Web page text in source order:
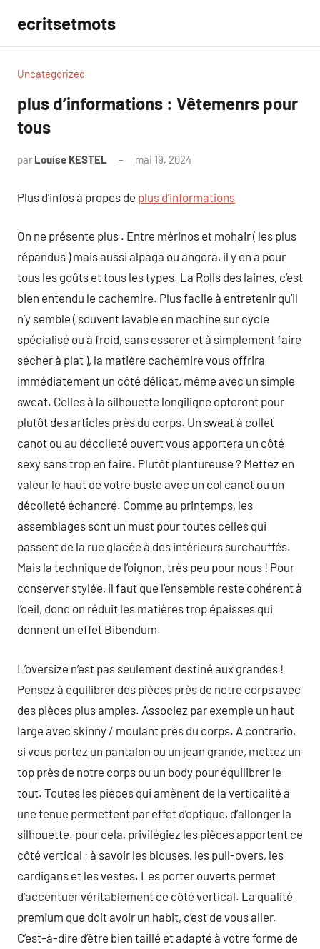
contenu
ecritsetmots
Uncategorized
plus d’informations : Vêtemenrs pour
tous
par Louise KESTEL mai 19, 2024
Plus d’infos à propos de plus d’informations
On ne présente plus . Entre mérinos et mohair ( les plus
répandus ) mais aussi alpaga ou angora, il y en a pour
tous les goûts et tous les types. La Rolls des laines, c’est
bien entendu le cachemire. Plus facile à entretenir qu’il
n’y semble ( souvent lavable en machine sur cycle
spécialisé ou à froid, sans essorer et à simplement faire
sécher à plat ), la matière cachemire vous offrira
immédiatement un côté délicat, même avec un simple
sweat. Celles à la silhouette longiligne opteront pour
plutôt des articles près du corps. Un sweat à collet
canot ou au décolleté ouvert vous apportera un côté
sexy sans trop en faire. Plutôt plantureuse ? Mettez en
valeur le haut de votre buste avec un col canot ou un
décolleté échancré. Comme au printemps, les
assemblages sont un must pour toutes celles qui
passent de la rue glacée à des intérieurs surchauffés.
Mais la technique de l’oignon, très peu pour nous ! Pour
conserver stylée, il faut que l’ensemble reste cohérent à
l’oeil, donc on réduit les matières trop épaisses qui
donnent un effet Bibendum.
L’oversize n’est pas seulement destiné aux grandes !
Pensez à équilibrer des pièces près de notre corps avec
des pièces plus amples. Associez par exemple un haut
large avec skinny / moulant près du corps. A contrario,
si vous portez un pantalon ou un jean grande, mettez un
top près de notre corps ou un body pour équilibrer le
tout. Toutes les pièces qui amènent de la verticalité à
une tenue permettent par effet d’optique, d’allonger la
silhouette. pour cela, privilégiez les pièces apportent ce
côté vertical ; à savoir les blouses, les pull-overs, les
cardigans et les vestes. Les porter ouverts permet
d’accentuer véritablement ce côté vertical. La qualité
premium que doit avoir un habit, c’est de vous aller.
C’est-à-dire d’être bien taillé et adapté à votre forme de